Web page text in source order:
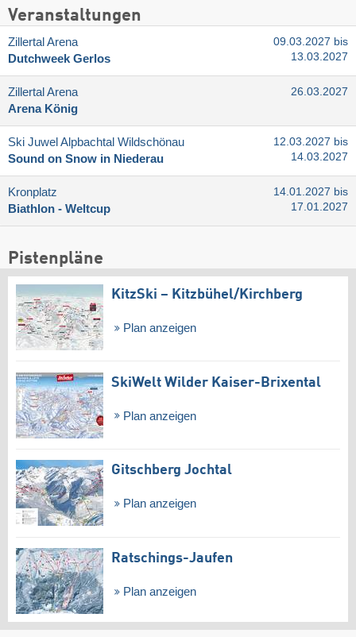
Veranstaltungen
Zillertal Arena
Dutchweek Gerlos
09.03.2027 bis
13.03.2027
Zillertal Arena
Arena König
26.03.2027
Ski Juwel Alpbachtal Wildschönau
Sound on Snow in Niederau
12.03.2027 bis
14.03.2027
Kronplatz
Biathlon - Weltcup
14.01.2027 bis
17.01.2027
Pistenpläne
KitzSki – Kitzbühel/​Kirchberg
Plan anzeigen
SkiWelt Wilder Kaiser-Brixental
Plan anzeigen
Gitschberg Jochtal
Plan anzeigen
Ratschings-Jaufen
Plan anzeigen